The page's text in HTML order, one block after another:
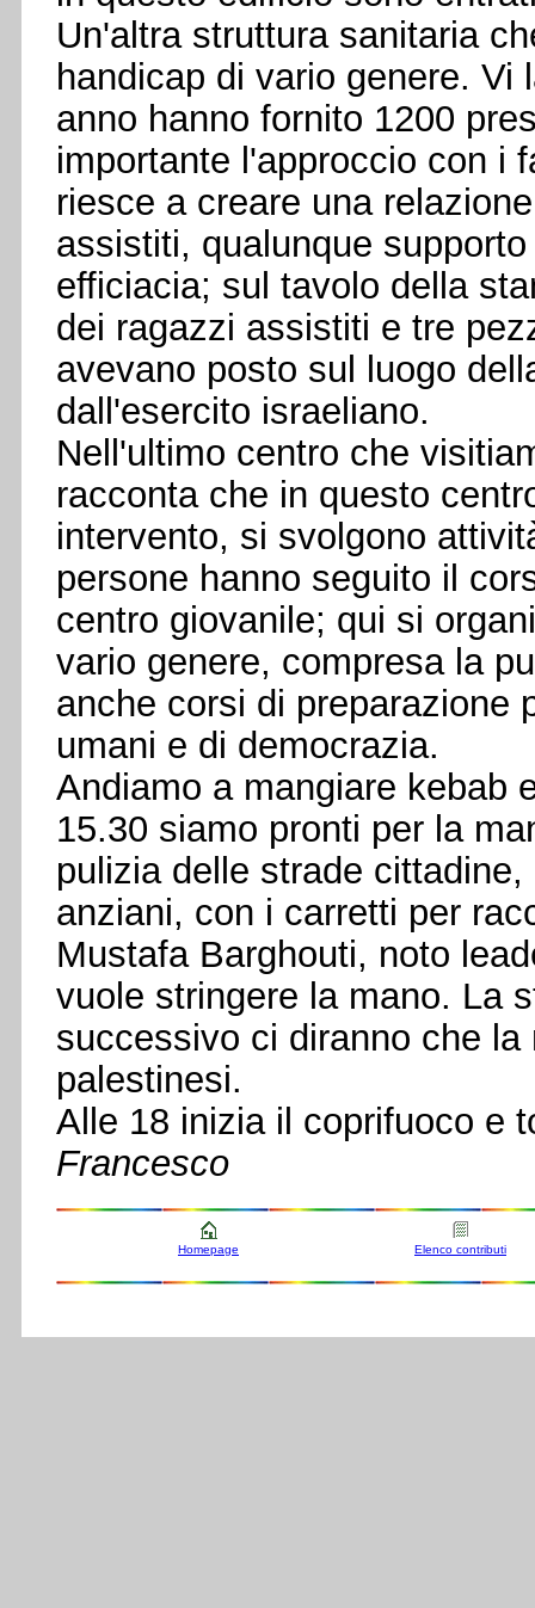
Un'altra struttura sanitaria
handicap di vario genere. Vi
anno hanno fornito 1200
importante l'approccio con i
riesce a creare una
assistiti, qualunque
efficiacia; sul tavolo della
dei ragazzi assistiti e tre
avevano posto sul luogo
dall'esercito israeliano.
Nell'ultimo centro che
racconta che in questo
intervento, si svolgono
persone hanno seguito il
centro giovanile; qui si
vario genere, compresa la
anche corsi di preparazione
umani e di democrazia.
Andiamo a mangiare kebab
15.30 siamo pronti per la
pulizia delle strade
anziani, con i carretti per
Mustafa Barghouti, noto
vuole stringere la mano. La
successivo ci diranno che
palestinesi.
Alle 18 inizia il coprifuoco e
Francesco
Homepage Elenco contributi